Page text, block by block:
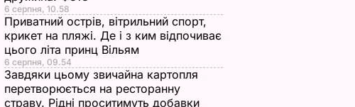
6 серпня, 10.58
Приватний острів, вітрильний спорт,
крикет на пляжі. Де і з ким відпочиває
цього літа принц Вільям
6 серпня, 09.54
Завдяки цьому звичайна картопля
перетворюється на ресторанну
страву. Рідні проситимуть добавки